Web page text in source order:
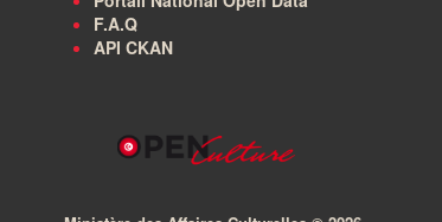
F.A.Q
API CKAN